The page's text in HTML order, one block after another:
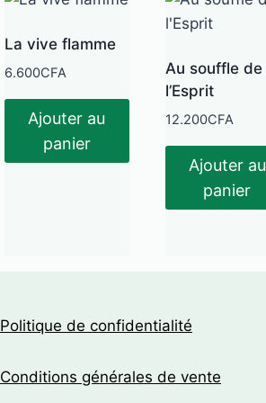
La vive flamme
6.600CFA
Ajouter au
panier
Au souffle de
l’Esprit
12.200CFA
Ajouter au
panier
Politique de confidentialité
Conditions générales de vente